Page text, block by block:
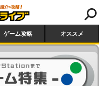
ゲーム攻略 オススメ